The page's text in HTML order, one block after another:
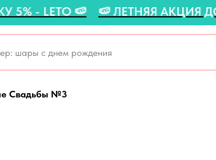
5% - LETO 🍉 🍉 ЛЕТНЯЯ
Свадьбы №3